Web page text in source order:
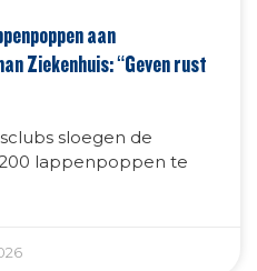
aan
Ziekenhuis: “Geven rust
sloegen de
lappenpoppen te